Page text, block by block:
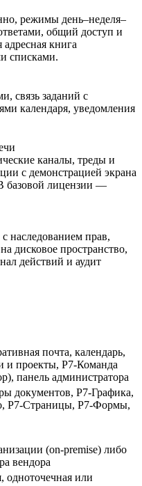
режимы день–неделя–
общий доступ и
книга
списками.
связь заданий с
календаря, уведомления
каналы, треды и
с демонстрацией экрана
базовой лицензии —
наследованием прав,
дисковое пространство,
действий и аудит
почта, календарь,
и проекты, Р7-Команда
панель администратора
документов, Р7-Графика,
Р7-Страницы, Р7-Формы,
(on-premise) либо
вендора
одноточечная или